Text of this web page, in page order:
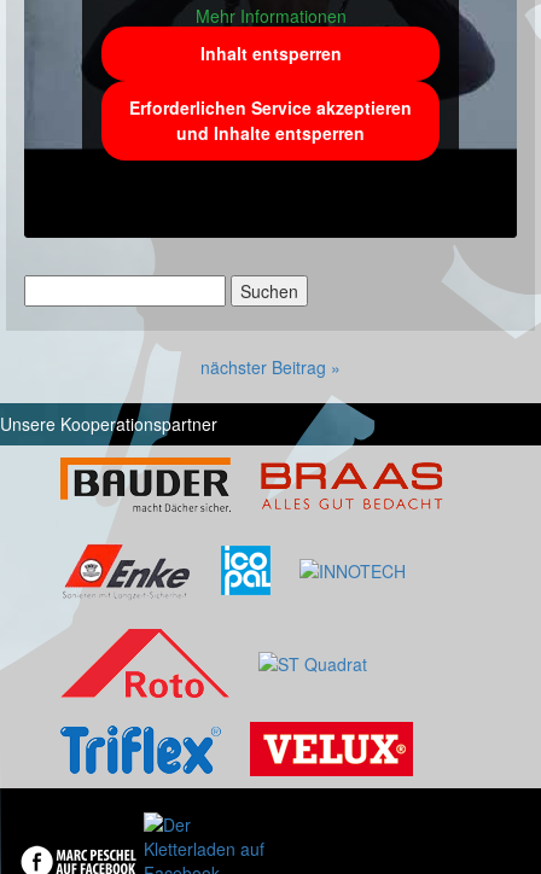
Mehr Informationen
Inhalt entsperren
Erforderlichen Service akzeptieren
und Inhalte entsperren
nach:
nächster Beitrag »
Unsere Kooperationspartner